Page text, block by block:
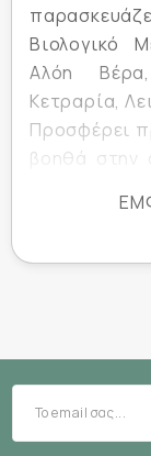
Βιολογικό
Αλόη
Κετραρία,
Προσφέρει
βοηθά στην
χρήση.
•